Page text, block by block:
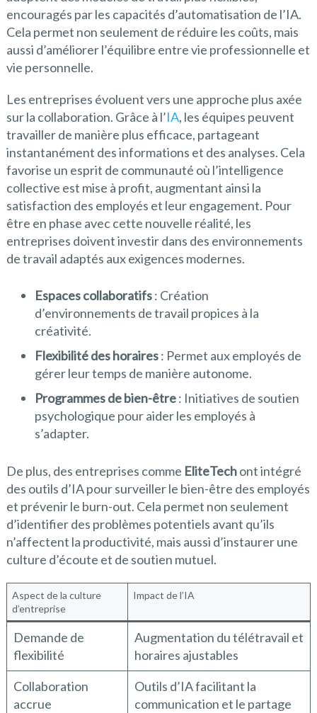
encouragés par les capacités d’automatisation de l’IA.
Cela permet non seulement de réduire les coûts, mais
aussi d’améliorer l’équilibre entre vie professionnelle et
vie personnelle.
Les entreprises évoluent vers une approche plus axée
sur la collaboration. Grâce à l’IA, les équipes peuvent
travailler de manière plus efficace, partageant
instantanément des informations et des analyses. Cela
favorise un esprit de communauté où l’intelligence
collective est mise à profit, augmentant ainsi la
satisfaction des employés et leur engagement. Pour
être en phase avec cette nouvelle réalité, les
entreprises doivent investir dans des environnements
de travail adaptés aux exigences modernes.
Espaces collaboratifs: Création
d’environnements de travail propices à la
créativité.
Flexibilité des horaires: Permet aux employés de
gérer leur temps de manière autonome.
Programmes de bien-être: Initiatives de soutien
psychologique pour aider les employés à
s’adapter.
De plus, des entreprises comme EliteTechont intégré
des outils d’IA pour surveiller le bien-être des employés
et prévenir le burn-out. Cela permet non seulement
d’identifier des problèmes potentiels avant qu’ils
n’affectent la productivité, mais aussi d’instaurer une
culture d’écoute et de soutien mutuel.
Aspect de la culture
d’entreprise
Impact de l’IA
Demande de
flexibilité
Augmentation du télétravail et
horaires ajustables
Collaboration
accrue
Outils d’IA facilitant la
communication et le partage